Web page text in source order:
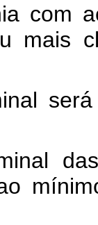
com
mais